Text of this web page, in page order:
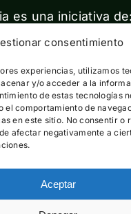
consentimiento
experiencias, utilizamos
y/o acceder a la
de estas tecnologías
el comportamiento de
en este sitio. No consentir o
afectar negativamente a
Aceptar
es una iniciativa de:
de: